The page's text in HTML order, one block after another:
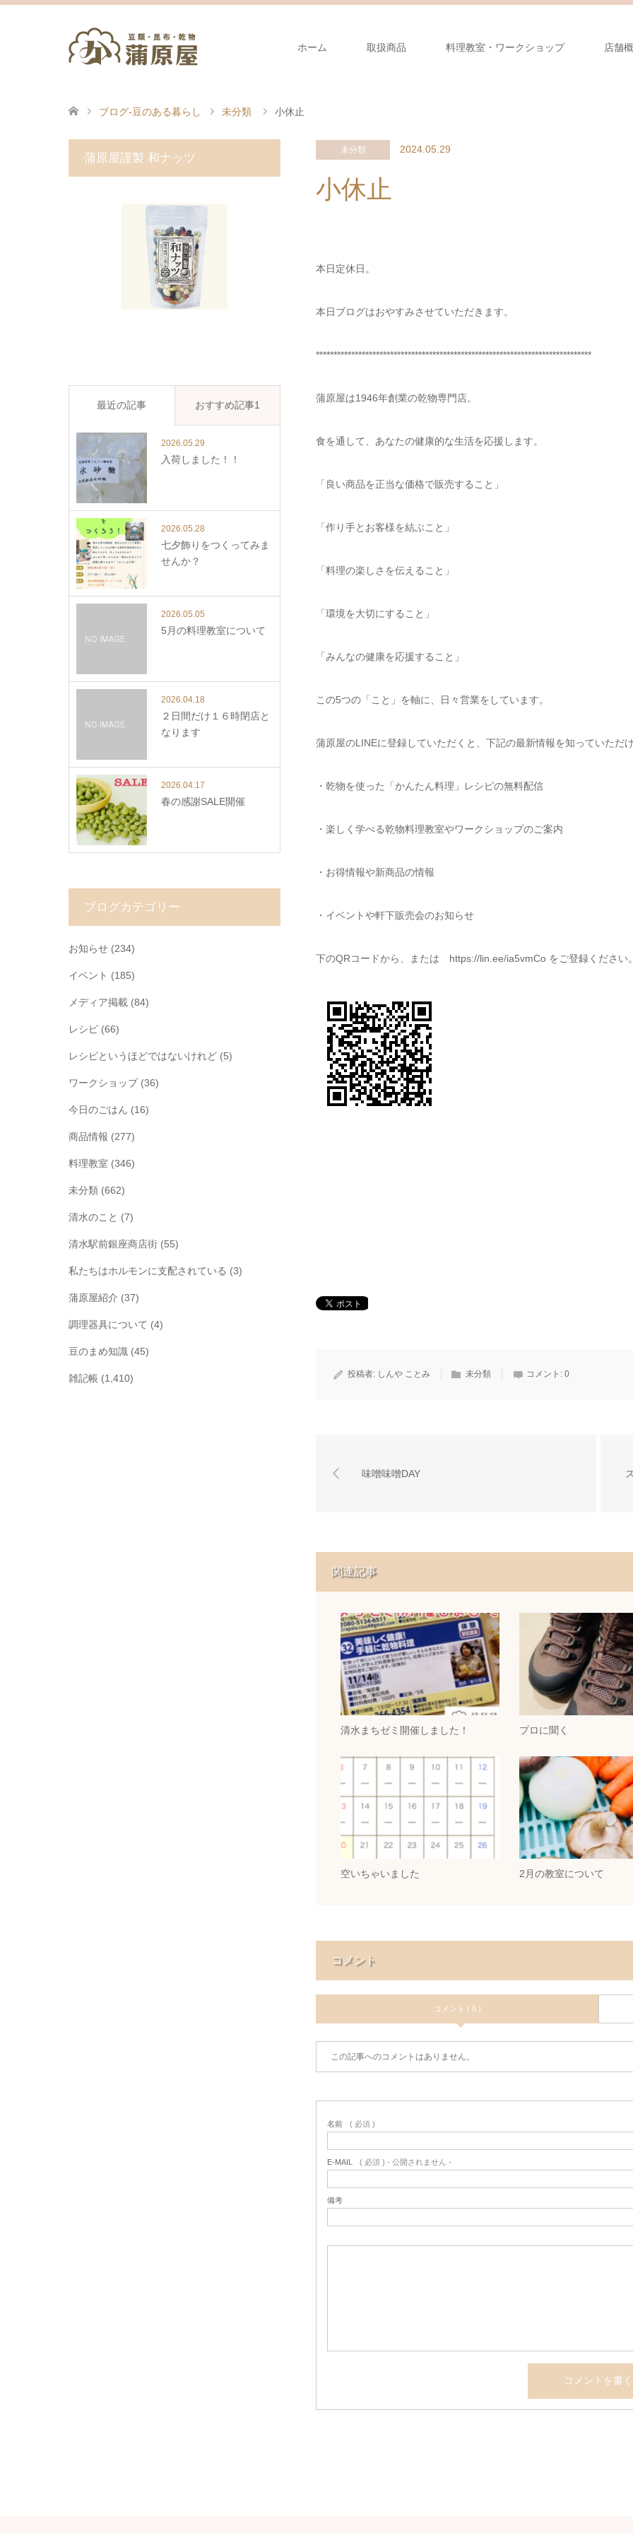
ホーム 取扱商品 料理教室・ワークショップ 店舗
ブログ-豆のある暮らし 未分類 小休止
未分類 2024.05.29
小休止
本日定休日。
本日ブログはおやすみさせていただきます。
******************************************************************************
蒲原屋は1946年創業の乾物専門店。
食を通して、あなたの健康的な生活を応援します。
「良い商品を正当な価格で販売すること」
「作り手とお客様を結ぶこと」
「料理の楽しさを伝えること」
「環境を大切にすること」
「みんなの健康を応援すること」
この5つの「こと」を軸に、日々営業をしています。
蒲原屋のLINEに登録していただくと、下記の最新情報を知っていただ
・乾物を使った「かんたん料理」レシピの無料配信
・楽しく学べる乾物料理教室やワークショップのご案内
・お得情報や新商品の情報
・イベントや軒下販売会のお知らせ
下のQRコードから、または https://lin.ee/ia5vmCo をご登録ください
投稿者: しんや ことみ 未分類 コメント: 0
味噌味噌DAY
関連記事
清水まちゼミ開催しました！ プロに聞く
空いちゃいました 2月の教室について
コメント
コメント ( 0 )
この記事へのコメントはありません。
名前 ( 必須 )
E-MAIL ( 必須 ) - 公開されません -
備考
蒲原屋謹製 和ナッツ
最近の記事 おすすめ記事1
2026.05.29
入荷しました！！
2026.05.28
七夕飾りをつくってみま
せんか？
2026.05.05
5月の料理教室について
2026.04.18
２日間だけ１６時閉店と
なります
2026.04.17
春の感謝SALE開催
ブログカテゴリー
お知らせ (234)
イベント (185)
メディア掲載 (84)
レシピ (66)
レシピというほどではないけれど (5)
ワークショップ(36)
今日のごはん (16)
商品情報 (277)
料理教室 (346)
未分類 (662)
清水のこと (7)
清水駅前銀座商店街 (55)
私たちはホルモンに支配されている (3)
蒲原屋紹介 (37)
調理器具について (4)
豆のまめ知識 (45)
雑記帳 (1,410)